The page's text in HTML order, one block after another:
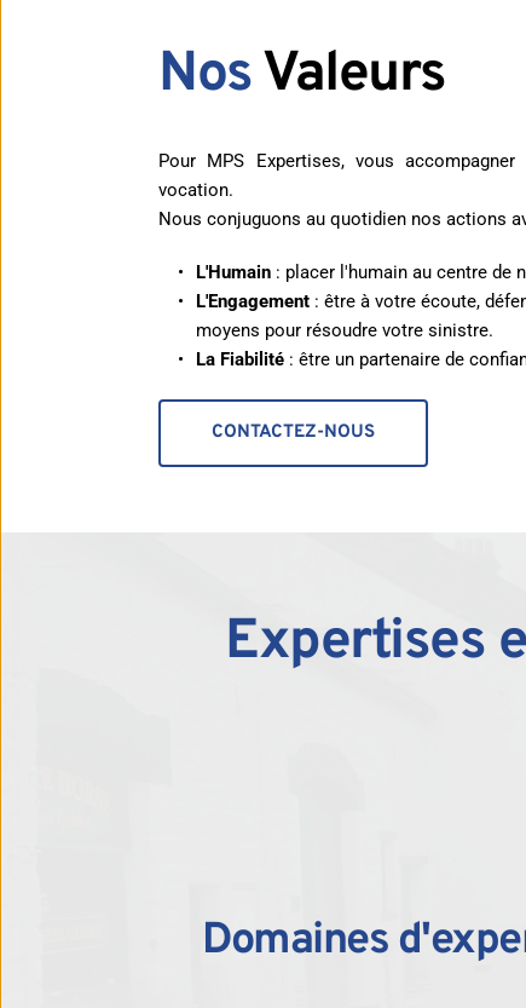
Nos Valeurs
Pour MPS Expertises, vous
vocation.
Nous conjuguons au quotidien nos actions
L'Humain : placer l'humain au centre de
L'Engagement : être à votre écoute,
moyens pour résoudre votre sinistre.
La Fiabilité : être un partenaire de
CONTACTEZ-NOUS
Expertises
Domaines